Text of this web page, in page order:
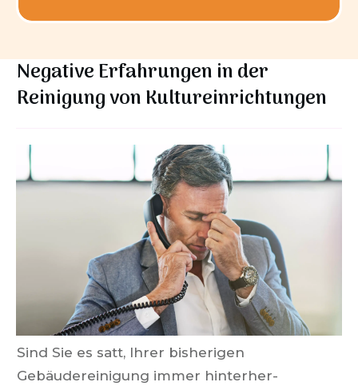
Negative Erfahrungen in der
Reinigung von Kultureinrichtungen
Sind Sie es satt, Ihrer bisherigen
Gebäudereinigung immer hinterher-